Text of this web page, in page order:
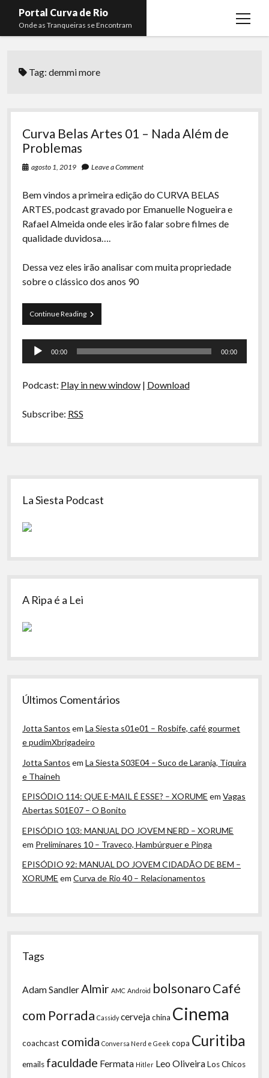
Portal Curva de Rio
Onde as Tranqueiras se Encontram
open
menu
Curva de Rio
Komos
La Siesta Podcast
Rachão na Beira do RIo
Arquivo CDR
A Ripa É a Lei
Preliminares
Membros
Lucas Oliveira
Kaique Xavier
Rafael Almeida
Tag:demmi more
Curva Belas Artes 01 – Nada Além de
Problemas
agosto 1, 2019 Leave a Comment
Bem vindos a primeira edição do CURVA BELAS
ARTES, podcast gravado por Emanuelle Nogueira e
Rafael Almeida onde eles irão falar sobre filmes de
qualidade duvidosa….
Dessa vez eles irão analisar com muita propriedade
sobre o clássico dos anos 90
Continue ReadingCurva
Belas
–
de
Tocador
00:00 00:00
Podcast: Play in new window| Download
Subscribe: RSS
Sidebar
La Siesta Podcast
A Ripa é a Lei
Últimos Comentários
Jotta Santos emLa Siesta s01e01 – Rosbife, café gourmet
e pudimXbrigadeiro
Jotta Santos emLa Siesta S03E04 – Suco de Laranja, Tiquira
e Thaineh
EPISÓDIO 114: QUE E-MAIL É ESSE? – XORUME emVagas
Abertas S01E07 – O Bonito
EPISÓDIO 103: MANUAL DO JOVEM NERD – XORUME
em Preliminares 10 – Traveco, Hambúrguer e Pinga
EPISÓDIO 92: MANUAL DO JOVEM CIDADÃO DE BEM –
XORUME emCurva de Rio 40 – Relacionamentos
Tags
Adam Sandler Almir AMC Android bolsonaroCafé
com Porrada Cassidy cervejachina Cinema
coachcast comida Conversa Nerd e Geek copa Curitiba
emails faculdade Fermata Hitler Leo OliveiraLos Chicos